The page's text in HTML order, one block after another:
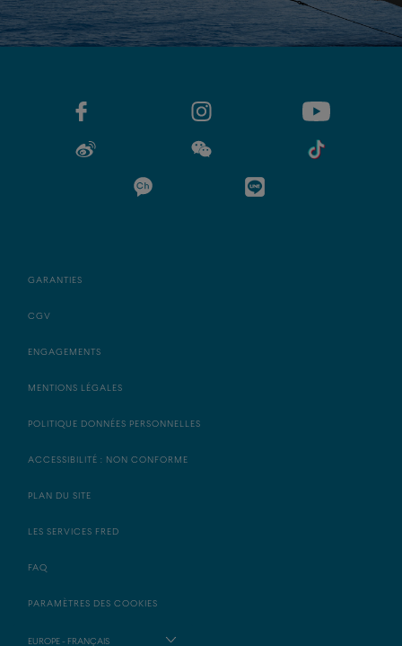
GARANTIES
CGV
ENGAGEMENTS
MENTIONS LÉGALES
POLITIQUE DONNÉES PERSONNELLES
ACCESSIBILITÉ : NON CONFORME
PLAN DU SITE
LES SERVICES FRED
FAQ
PARAMÈTRES DES COOKIES
EUROPE - FRANÇAIS